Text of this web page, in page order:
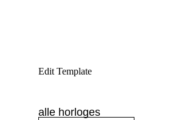
Edit Template
alle horloges